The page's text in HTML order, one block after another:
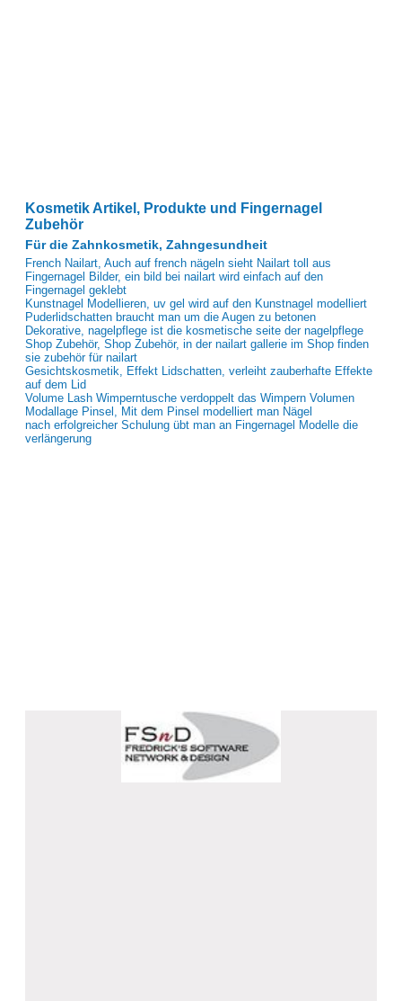
Kosmetik Artikel, Produkte und Fingernagel
Zubehör
Für die Zahnkosmetik, Zahngesundheit
French Nailart, Auch auf french nägeln sieht Nailart toll aus
Fingernagel Bilder, ein bild bei nailart wird einfach auf den
Fingernagel geklebt
Kunstnagel Modellieren, uv gel wird auf den Kunstnagel modelliert
Puderlidschatten braucht man um die Augen zu betonen
Dekorative, nagelpflege ist die kosmetische seite der nagelpflege
Shop Zubehör, Shop Zubehör, in der nailart gallerie im Shop finden
sie zubehör für nailart
Gesichtskosmetik, Effekt Lidschatten, verleiht zauberhafte Effekte
auf dem Lid
Volume Lash Wimperntusche verdoppelt das Wimpern Volumen
Modallage Pinsel, Mit dem Pinsel modelliert man Nägel
nach erfolgreicher Schulung übt man an Fingernagel Modelle die
verlängerung